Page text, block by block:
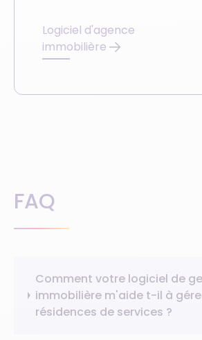
Logiciel d'agence
immobilière
FAQ
Comment votre logiciel de
immobilière m'aide t-il à
résidences de services ?